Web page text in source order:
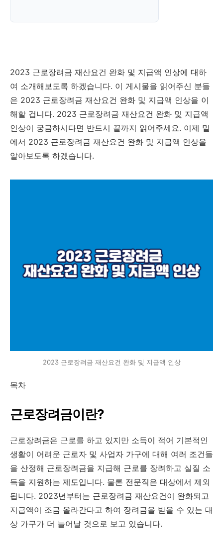
2023 근로장려금 재산요건 완화 및 지급액 인상에 대하
여 소개해보도록 하겠습니다. 이 게시물을 읽어주신 분들
은 2023 근로장려금 재산요건 완화 및 지급액 인상을 이
해할 겁니다. 2023 근로장려금 재산요건 완화 및 지급액
인상이 궁금하시다면 반드시 끝까지 읽어주세요. 이제 밑
에서 2023 근로장려금 재산요건 완화 및 지급액 인상을
알아보도록 하겠습니다.
2023 근로장려금 재산요건 완화 및 지급액 인상
목차
근로장려금이란?
근로장려금은 근로를 하고 있지만 소득이 적어 기본적인
생활이 어려운 근로자 및 사업자 가구에 대해 여러 조건들
을 산정해 근로장려금을 지급해 근로를 장려하고 실질 소
득을 지원하는 제도입니다. 물론 전문직은 대상에서 제외
됩니다. 2023년부터는 근로장려금 재산요건이 완화되고
지급액이 조금 올라간다고 하여 장려금을 받을 수 있는 대
상 가구가 더 늘어날 것으로 보고 있습니다.